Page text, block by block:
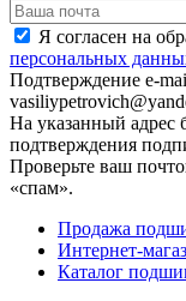
Я согласен на
персональных
Подтверждение e-
На указанный адрес
подтверждения
Проверьте ваш
«спам».
Продажа
Интернет-
Каталог